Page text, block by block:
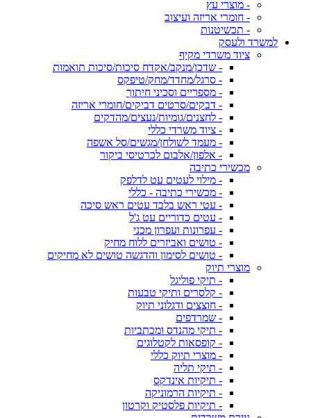
- מוצרי עץ
- חומרי אריזה ועיצוב
- תכשיטנות
למשרד ולעסק
ציוד משרדי מקיף
- שדכן/מנקב/אקדח סיכות/סיכות תואמות
- סרגל/מחדד/מחק/טיפקס
- מספריים וסכיני חיתוך
- דבקים/סרטים דביקים/חומרי אריזה
- לחצנים/גומיות/נעצים/מהדקים
- ציוד משרדי כללי
- מעמד לשולחן/מגשים/סל אשפה
- אלפון/אלבום לכרטיסי ביקור
מכשירי כתיבה
- מילוי לעטים עט לדלפק
- מכשירי כתיבה - כללי
- עטי ראש בלבד עטים ראש סיכה
- עטים כדוריים עט ג'ל
- עפרונות ועפרון מכני
- טושים ואביזרים ללוח מחיק
- טושים לסימון והדגשה טושים לא מחיקים
מוצרי תיוק
- תיקי פוליגל
- קלסרים ותיקי טבעות
- חוצצים ודגלוני תיוק
- שמרדפים
- תיקי מהנדס ומכתביות
- קופסאות לקטלוגים
- מוצרי תיוק כללי
- תיקי תליה
- תיקיות אינדקס
- תיקיות הרמוניקה
- תיקיות פלסטיק וקרטון